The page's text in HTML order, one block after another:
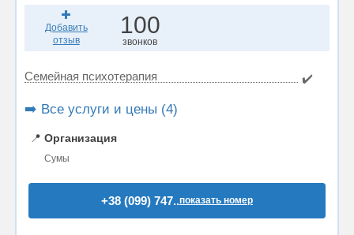
Добавить
отзыв
100
звонков
Семейная психотерапия ✔️
➡️ Все услуги и цены (4)
📍 Организация
Сумы
+38 (099) 747..показать номер